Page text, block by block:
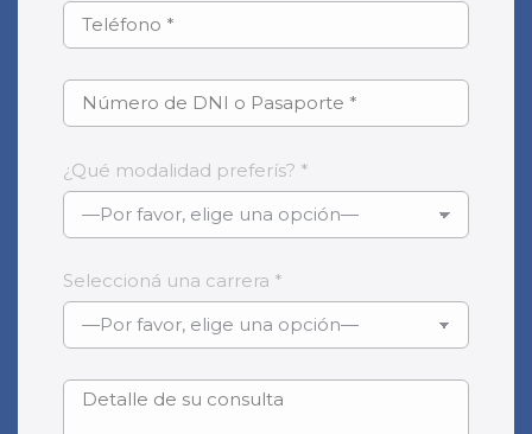
¿Qué modalidad preferís? *
Seleccioná una carrera *